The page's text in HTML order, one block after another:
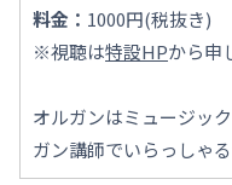
料金： 1000円(税抜き)
※視聴は特設HPから申
オルガンはミュージッ
ガン講師でいらっしゃ